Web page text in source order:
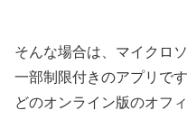
そんな場合は、マイクロ
一部制限付きのアプリで
どのオンライン版のオフ